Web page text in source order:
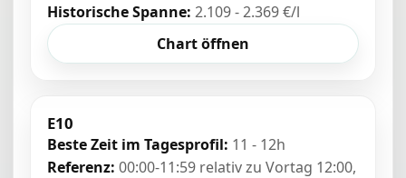
Historische Spanne: 2.109 - 2.369 €/l
Chart öffnen
E10
Beste Zeit im Tagesprofil: 11 - 12h
Referenz: 00:00-11:59 relativ zu Vortag 12:00,